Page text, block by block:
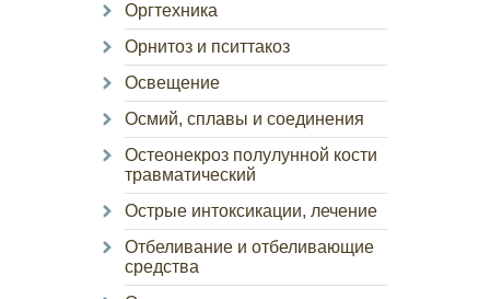
Оргтехника
Орнитоз и пситтакоз
Освещение
Осмий, сплавы и соединения
Остеонекроз полулунной кости
травматический
Острые интоксикации, лечение
Отбеливание и отбеливающие
средства